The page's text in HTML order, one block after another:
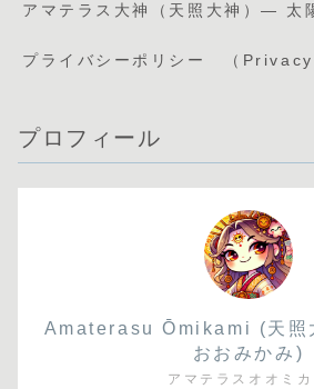
アマテラス大神（天照大神）— 太
プライバシーポリシー （
プロフィール
Amaterasu Ōmikami (天照
おおみかみ)
アマテラスオオミカ